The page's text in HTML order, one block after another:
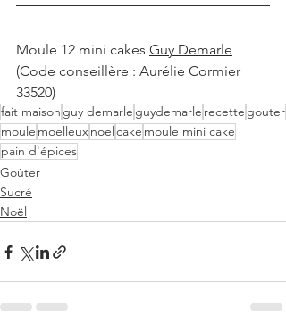
Moule 12 mini cakes Guy Demarle
(Code conseillère : Aurélie Cormier
33520)
fait maison guy demarle guydemarle recette gouter
moule moelleuxnoelcake moule mini cake
pain d'épices
Goûter
Sucré
Noël